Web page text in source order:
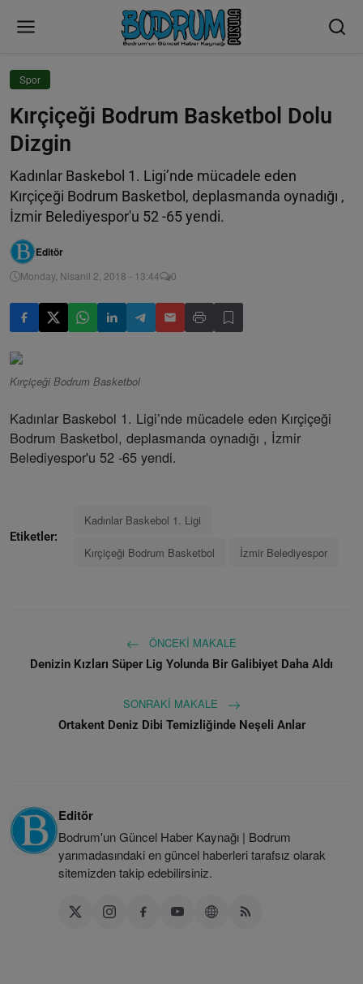
Spor
Kırçiçeği Bodrum Basketbol Dolu
Dizgin
Kadınlar Baskebol 1. Ligi’nde mücadele eden
Kırçiçeği Bodrum Basketbol, deplasmanda oynadığı ,
İzmir Belediyespor'u 52 -65 yendi.
Editör
Monday, Nisanil 2, 2018 - 13:44 0
Kırçiçeği Bodrum Basketbol
Kadınlar Baskebol 1. Ligi’nde mücadele eden Kırçiçeği
Bodrum Basketbol, deplasmanda oynadığı , İzmir
Belediyespor'u 52 -65 yendi.
Etiketler:
Kadınlar Baskebol 1. Ligi
Kırçiçeği Bodrum Basketbol İzmir Belediyespor
ÖNCEKI MAKALE
Denizin Kızları Süper Lig Yolunda Bir Galibiyet Daha Aldı
SONRAKI MAKALE
Ortakent Deniz Dibi Temizliğinde Neşeli Anlar
Editör
Bodrum'un Güncel Haber Kaynağı | Bodrum
yarımadasındaki en güncel haberleri tarafsız olarak
sitemizden takip edebilirsiniz.